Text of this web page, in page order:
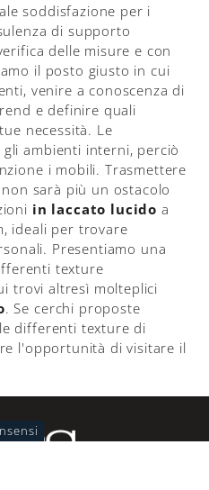
soddisfazione per i
di supporto
delle misure e con
il posto giusto in cui
venire a conoscenza di
e definire quali
necessità. Le
ambienti interni, perciò
i mobili. Trasmettere
sarà più un ostacolo
in laccato lucido a
ideali per trovare
Presentiamo una
texture
trovi altresì molteplici
. Se cerchi proposte
differenti texture di
l'opportunità di visitare il